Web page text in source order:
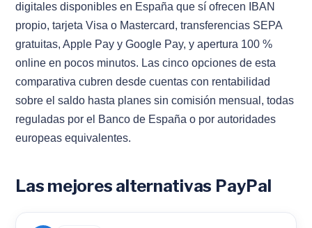
digitales disponibles en España que sí ofrecen IBAN
propio, tarjeta Visa o Mastercard, transferencias SEPA
gratuitas, Apple Pay y Google Pay, y apertura 100 %
online en pocos minutos. Las cinco opciones de esta
comparativa cubren desde cuentas con rentabilidad
sobre el saldo hasta planes sin comisión mensual, todas
reguladas por el Banco de España o por autoridades
europeas equivalentes.
Las mejores alternativas PayPal